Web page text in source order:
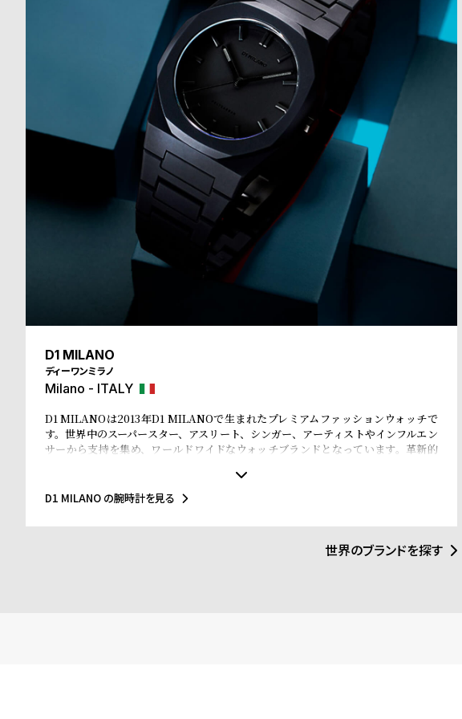
D1 MILANO
ディーワンミラノ
Milano - ITALY
D1 MILANOは2013年D1 MILANOで生まれたプレミアムファッションウォッチで
す。世界中のスーパースター、アスリート、シンガー、アーティストやインフルエン
サーから支持を集め、ワールドワイドなウォッチブランドとなっています。革新的
されたデザインは、流行を追いかける全ての人々にとってのマストアイテムとなる
ことでしょう。Forbesによって、ファッションを再定義する若いイタリアンブラン
などファッション業界のトップリーダーたちもノミネートされています。
D1 MILANO の腕時計を見る
世界のブランドを探す